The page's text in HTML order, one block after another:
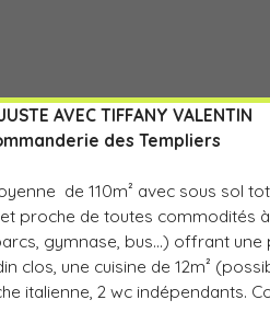
AVEC TIFFANY VALENTIN
des Templiers
de 110m² avec sous sol
proche de toutes commodités
gymnase, bus...) offrant
clos, une cuisine de 12m²
italienne, 2 wc indépendants.